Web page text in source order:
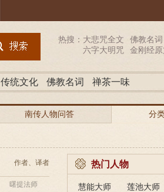
热搜： 大悲咒全文 佛教名词
六字大明咒
金刚经原
传统文化 佛教名词 禅茶一味
南传人物问答 分
作者、译者
曙提法师
热门人物
慧能大师 莲池大师